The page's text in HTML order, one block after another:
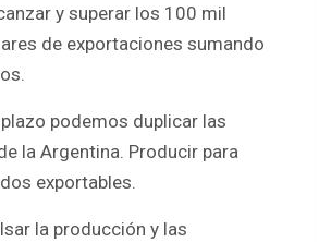
y superar los 100 mil
de exportaciones sumando
podemos duplicar las
la Argentina. Producir para
exportables.
la producción y las